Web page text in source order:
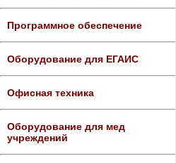
Программное обеспечение
Оборудование для ЕГАИС
Офисная техника
Оборудование для мед
учреждений